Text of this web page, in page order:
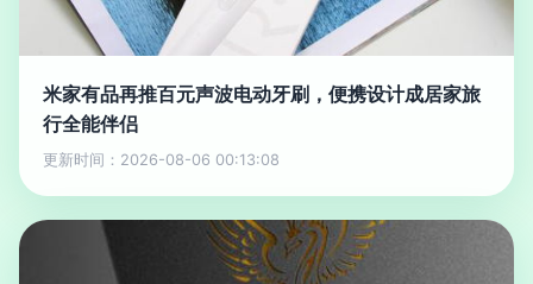
米家有品再推百元声波电动牙刷，便携设计成居家旅
行全能伴侣
更新时间：2026-08-06 00:13:08